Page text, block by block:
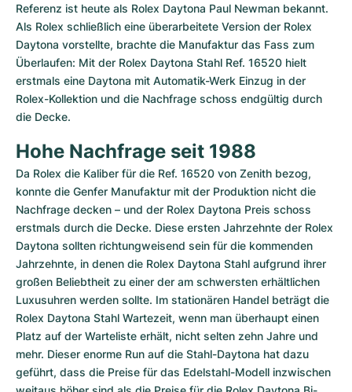
Referenz ist heute als Rolex Daytona Paul Newman bekannt.
Als Rolex schließlich eine überarbeitete Version der Rolex
Daytona vorstellte, brachte die Manufaktur das Fass zum
Überlaufen: Mit der Rolex Daytona Stahl Ref. 16520 hielt
erstmals eine Daytona mit Automatik-Werk Einzug in der
Rolex-Kollektion und die Nachfrage schoss endgültig durch
die Decke.
Hohe Nachfrage seit 1988
Da Rolex die Kaliber für die Ref. 16520 von Zenith bezog,
konnte die Genfer Manufaktur mit der Produktion nicht die
Nachfrage decken – und der Rolex Daytona Preis schoss
erstmals durch die Decke. Diese ersten Jahrzehnte der Rolex
Daytona sollten richtungweisend sein für die kommenden
Jahrzehnte, in denen die Rolex Daytona Stahl aufgrund ihrer
großen Beliebtheit zu einer der am schwersten erhältlichen
Luxusuhren werden sollte. Im stationären Handel beträgt die
Rolex Daytona Stahl Wartezeit, wenn man überhaupt einen
Platz auf der Warteliste erhält, nicht selten zehn Jahre und
mehr. Dieser enorme Run auf die Stahl-Daytona hat dazu
geführt, dass die Preise für das Edelstahl-Modell inzwischen